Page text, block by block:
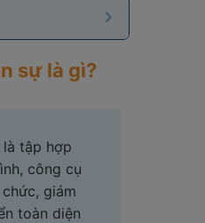
sự là gì?
là tập hợp
công cụ
giám
toàn diện